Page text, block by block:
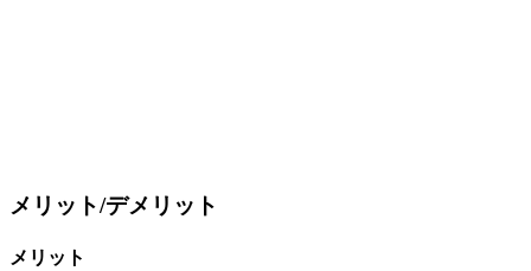
メリット/デメリット
メリット